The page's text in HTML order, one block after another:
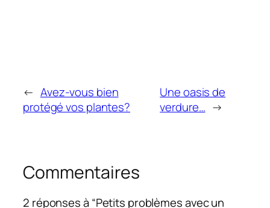
← Avez-vous bien
protégé vos plantes?
Une oasis de
verdure… →
Commentaires
2 réponses à “Petits problèmes avec un